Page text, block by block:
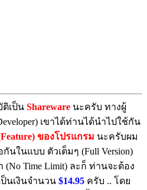
เป็น Shareware นะครับ ทางผู้
เขาได้ท่านได้นำไปใช้กัน
ของโปรแกรม นะครับผม
ในแบบ ตัวเต็มๆ (Full Version)
Time Limit) ละก็ ท่านจะต้อง
ป็นเงินจำนวน $14.95 ครับ .. โดย